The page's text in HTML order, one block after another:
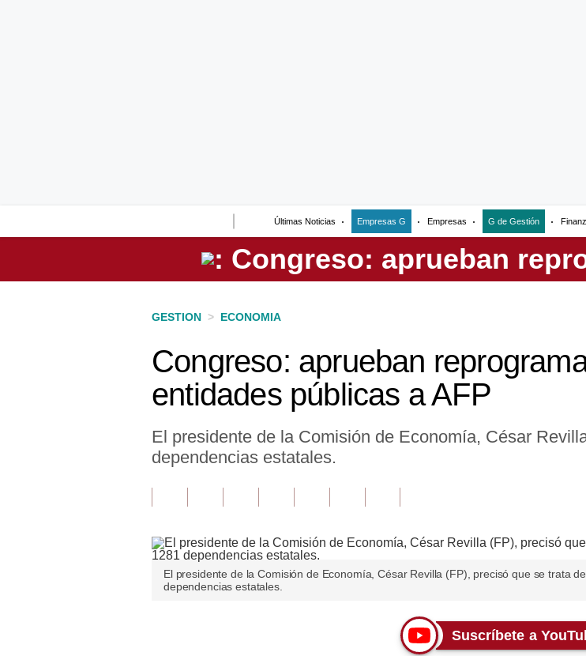
Últimas Noticias Empresas G Empresas G de Gestión
Perú
GESTION > ECONOMIA
Congreso: aprueban
entidades públicas a AFP
El presidente de la Comisión de Economía, César
dependencias estatales.
El presidente de la Comisión de Economía, César Revilla (FP), precisó que se trata
dependencias estatales.
Suscríbete a